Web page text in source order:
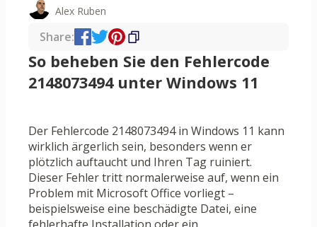
Alex Ruben
Share:
So beheben Sie den Fehlercode
2148073494 unter Windows 11
Der Fehlercode 2148073494 in Windows 11 kann
wirklich ärgerlich sein, besonders wenn er
plötzlich auftaucht und Ihren Tag ruiniert.
Dieser Fehler tritt normalerweise auf, wenn ein
Problem mit Microsoft Office vorliegt –
beispielsweise eine beschädigte Datei, eine